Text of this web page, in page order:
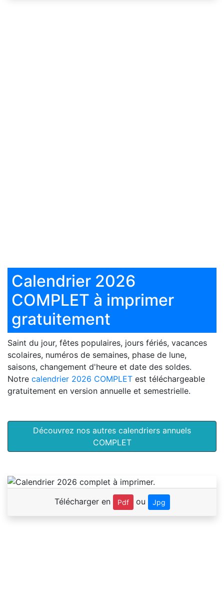
Calendrier 2026
COMPLET à imprimer
gratuitement
Saint du jour, fêtes populaires, jours fériés, vacances
scolaires, numéros de semaines, phase de lune,
saisons, changement d'heure et date des soldes.
Notre calendrier 2026 COMPLET est téléchargeable
gratuitement en version annuelle et semestrielle.
Découvrez nos autres calendriers annuels
COMPLET
Télécharger en Pdf ou Jpg